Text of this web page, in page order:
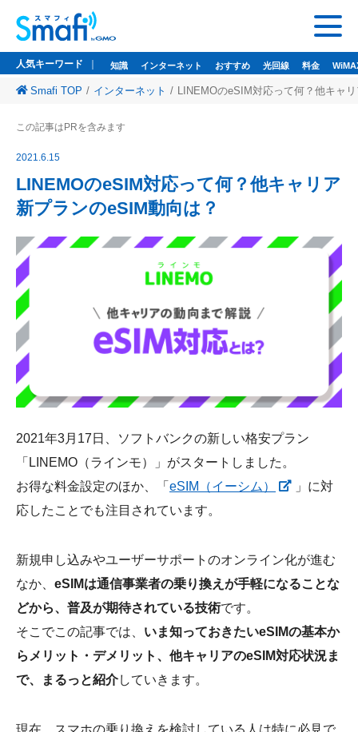
人気キーワード
監修者一覧
Smafi WiMAX
GMOとくとくBB
Wi-Fi（WiMAX）レンタル
お問い合わせ
会社概要
人気キーワード 知識 インターネット おすすめ 光回線 料金
Smafi TOP インターネット LINEMOのeSIM対応って何？他キャ
この記事はPRを含みます
2021.6.15
LINEMOのeSIM対応って何？他キャリア
新プランのeSIM動向は？
2021年3月17日、ソフトバンクの新しい格安プラン
「LINEMO（ラインモ）」がスタートしました。
お得な料金設定のほか、「 eSIM（イーシム）
」に対
応したことでも注目されています。
新規申し込みやユーザーサポートのオンライン化が進む
なか、 eSIMは通信事業者の乗り換えが手軽になることな
どから、普及が期待されている技術です。
そこでこの記事では、 いま知っておきたいeSIMの基本か
らメリット・デメリット、他キャリアのeSIM対応状況ま
で、まるっと紹介していきます。